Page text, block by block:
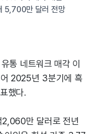
5,700만 달러 전망
통 네트워크 매각 이
2025년 3분기에 흑
했다.
2,060만 달러로 전년